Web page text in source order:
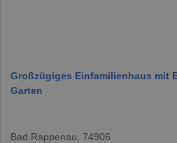
Großzügiges Einfamilienhaus mit
Garten
Bad Rappenau, 74906